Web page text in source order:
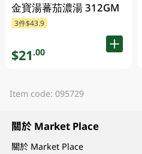
金寶湯蕃茄濃湯 312GM
3件$43.9
$21.00
Item code: 095729
關於 Market Place
關於 Market Place